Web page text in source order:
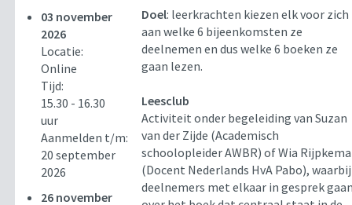
03 november
2026
Locatie:
Online
Tijd:
15.30 - 16.30
uur
Aanmelden t/m:
20 september
2026
26 november
Doel: leerkrachten kiezen elk voor zich
aan welke 6 bijeenkomsten ze
deelnemen en dus welke 6 boeken ze
gaan lezen.
Leesclub
Activiteit onder begeleiding van Suzan
van der Zijde (Academisch
schoolopleider AWBR) of Wia Rijpkema
(Docent Nederlands HvA Pabo), waarbij
deelnemers met elkaar in gesprek